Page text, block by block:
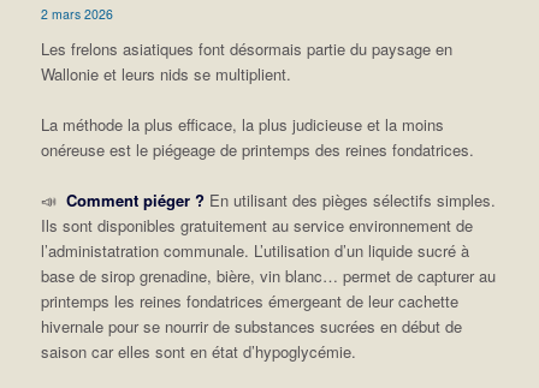
2 mars 2026
Les frelons asiatiques font désormais partie du paysage en
Wallonie et leurs nids se multiplient.
La méthode la plus efficace, la plus judicieuse et la moins
onéreuse est le piégeage de printemps des reines fondatrices.
📣 Comment piéger ? En utilisant des pièges sélectifs simples.
Ils sont disponibles gratuitement au service environnement de
l’administatration communale. L’utilisation d’un liquide sucré à
base de sirop grenadine, bière, vin blanc… permet de capturer au
printemps les reines fondatrices émergeant de leur cachette
hivernale pour se nourrir de substances sucrées en début de
saison car elles sont en état d’hypoglycémie.